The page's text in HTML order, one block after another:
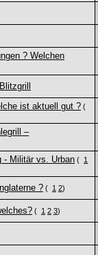
? Welchen
ist aktuell gut ? (
–
- Militär vs. Urban ( 1
? ( 1 2)
( 1 2 3)